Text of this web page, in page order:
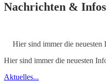
Nachrichten & Infos
Hier sind immer die neuesten
Hier sind immer die neuesten
Aktuelles...